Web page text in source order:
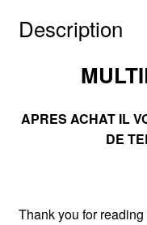
Description
APRES ACHAT IL
DE
Thank you for